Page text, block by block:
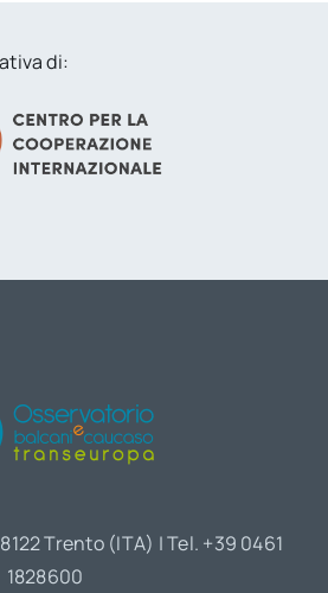
di:
Trento (ITA) | Tel. +39 0461
1828600